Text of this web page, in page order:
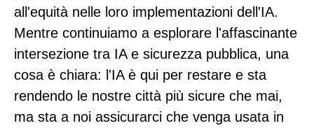
all'equità nelle loro implementazioni dell'IA.
Mentre continuiamo a esplorare l'affascinante
intersezione tra IA e sicurezza pubblica, una
cosa è chiara: l'IA è qui per restare e sta
rendendo le nostre città più sicure che mai,
ma sta a noi assicurarci che venga usata in